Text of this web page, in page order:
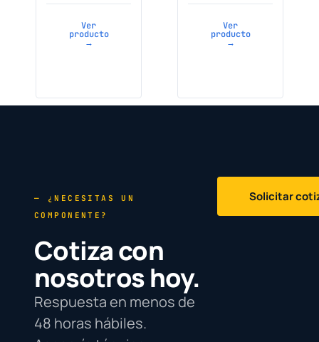
Ver
producto
→
Ver
producto
→
— ¿NECESITAS UN
COMPONENTE?
Cotiza con
nosotros hoy.
Respuesta en menos de
48 horas hábiles.
Solicitar